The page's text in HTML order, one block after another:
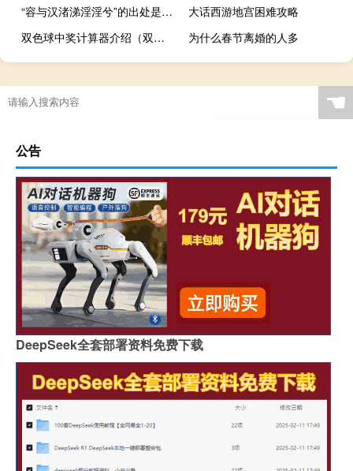
“容与汉渚涕淫淫兮”的出处是哪里
大话西游地宫困难攻略
双色球中奖计算器介绍（双色球中奖计算器360）
为什么春节离婚的人多
☚
公告
DeepSeek全套部署资料免费下载